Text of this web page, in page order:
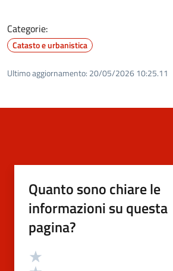
Categorie:
Catasto e urbanistica
Ultimo aggiornamento: 20/05/2026 10:25.11
Quanto sono chiare le
informazioni su questa
pagina?
Valutazione